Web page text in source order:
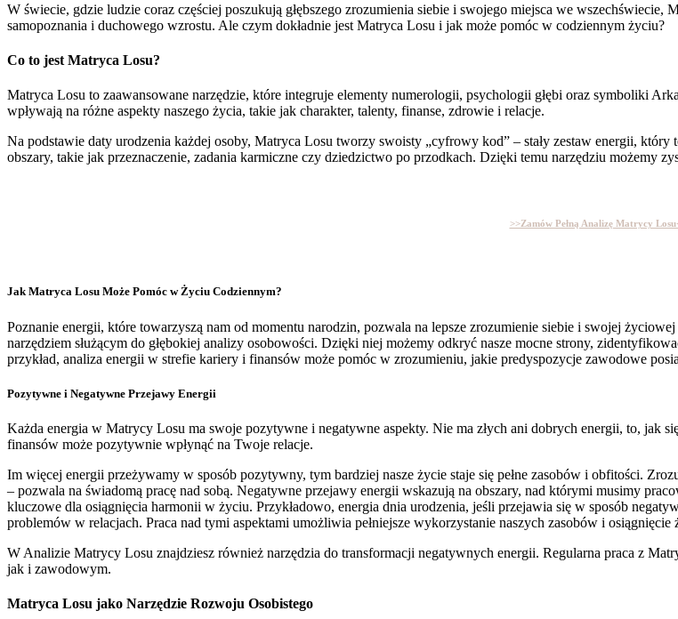
W świecie, gdzie ludzie coraz częściej poszukują głębszego zrozumienia siebie i swojego miejsca we
samopoznania i duchowego wzrostu. Ale czym dokładnie jest Matryca Losu i jak może pomóc w codziennym życiu?
Co to jest Matryca Losu?
Matryca Losu to zaawansowane narzędzie, które integruje elementy numerologii, psychologii głębi oraz symboliki
wpływają na różne aspekty naszego życia, takie jak charakter, talenty, finanse, zdrowie i relacje.
Na podstawie daty urodzenia każdej osoby, Matryca Losu tworzy swoisty „cyfrowy kod” – stały zestaw energii,
obszary, takie jak przeznaczenie, zadania karmiczne czy dziedzictwo po przodkach. Dzięki temu narzędziu możemy
>>Zamów Pełną Analizę Matrycy
Jak Matryca Losu Może Pomóc w Życiu Codziennym?
Poznanie energii, które towarzyszą nam od momentu narodzin, pozwala na lepsze zrozumienie siebie i swojej
narzędziem służącym do głębokiej analizy osobowości. Dzięki niej możemy odkryć nasze mocne strony,
przykład, analiza energii w strefie kariery i finansów może pomóc w zrozumieniu, jakie predyspozycje zawodowe
Pozytywne i Negatywne Przejawy Energii
Każda energia w Matrycy Losu ma swoje pozytywne i negatywne aspekty. Nie ma złych ani dobrych energii, to, jak
finansów może pozytywnie wpłynąć na Twoje relacje.
Im więcej energii przeżywamy w sposób pozytywny, tym bardziej nasze życie staje się pełne zasobów i obfitości.
– pozwala na świadomą pracę nad sobą. Negatywne przejawy energii wskazują na obszary, nad którymi musimy
kluczowe dla osiągnięcia harmonii w życiu. Przykładowo, energia dnia urodzenia, jeśli przejawia się w sposób
problemów w relacjach. Praca nad tymi aspektami umożliwia pełniejsze wykorzystanie naszych zasobów i osiągnięcie
W Analizie Matrycy Losu znajdziesz również narzędzia do transformacji negatywnych energii. Regularna praca z
jak i zawodowym.
Matryca Losu jako Narzędzie Rozwoju Osobistego